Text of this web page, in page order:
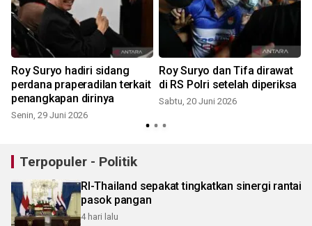
Roy Suryo hadiri sidang
perdana praperadilan terkait
penangkapan dirinya
Senin, 29 Juni 2026
Roy Suryo dan Tifa dirawat
di RS Polri setelah diperiksa
Sabtu, 20 Juni 2026
Terpopuler - Politik
RI-Thailand sepakat tingkatkan sinergi rantai
pasok pangan
4 hari lalu